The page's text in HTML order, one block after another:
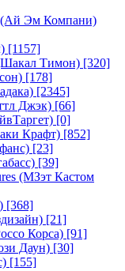
(Ай Эм Компани)
[1157]
Тимон) [320]
[178]
[2345]
Джэк) [66]
[0]
Крафт) [852]
[23]
[39]
(МЗэт Кастом
[368]
[21]
Корса) [91]
Даун) [30]
[155]